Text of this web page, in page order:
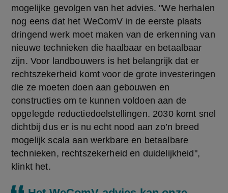
mogelijke gevolgen van het advies. "We herhalen
nog eens dat het WeComV in de eerste plaats
dringend werk moet maken van de erkenning van
nieuwe technieken die haalbaar en betaalbaar
zijn. Voor landbouwers is het belangrijk dat er
rechtszekerheid komt voor de grote investeringen
die ze moeten doen aan gebouwen en
constructies om te kunnen voldoen aan de
opgelegde reductiedoelstellingen. 2030 komt snel
dichtbij dus er is nu echt nood aan zo’n breed
mogelijk scala aan werkbare en betaalbare
technieken, rechtszekerheid en duidelijkheid",
klinkt het.